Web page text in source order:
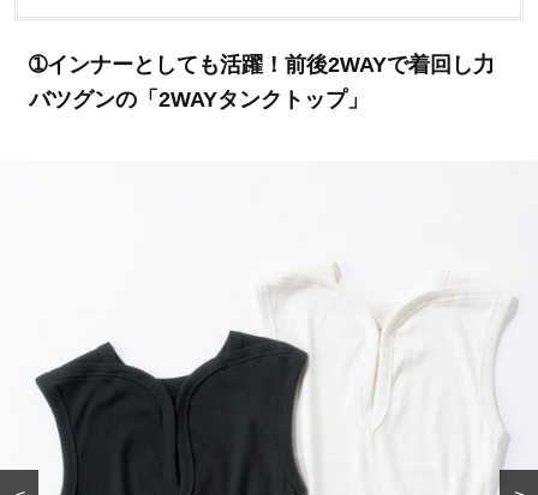
➀インナーとしても活躍！前後2WAYで着回し力
バツグンの「2WAYタンクトップ」